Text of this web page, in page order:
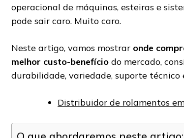
operacional de máquinas, esteiras e
pode sair caro. Muito caro.
Neste artigo, vamos mostrar onde
melhor custo-benefício do mercado,
durabilidade, variedade, suporte técnico
Distribuidor de rolamentos